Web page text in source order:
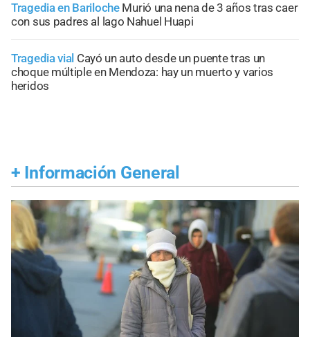
Tragedia en Bariloche Murió una nena de 3 años tras caer
con sus padres al lago Nahuel Huapi
Tragedia vial Cayó un auto desde un puente tras un
choque múltiple en Mendoza: hay un muerto y varios
heridos
+ Información General